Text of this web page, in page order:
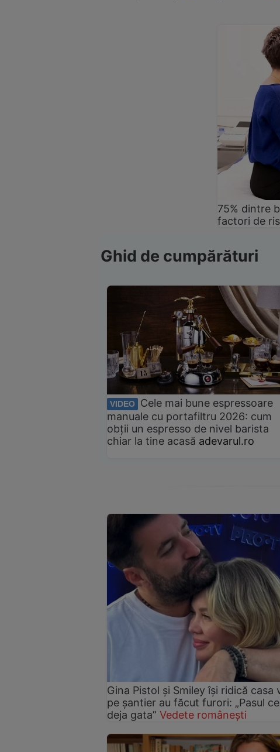
75% dintre
factori de
Ghid de cumpărături
VIDEO
Cele mai bune espressoare
manuale cu portafiltru 2026: cum
obții un espresso de nivel barista
chiar la tine acasă adevarul.ro
Gina Pistol și Smiley își ridică casa
pe șantier au făcut furori: „Pasul
deja gata” Vedete românești